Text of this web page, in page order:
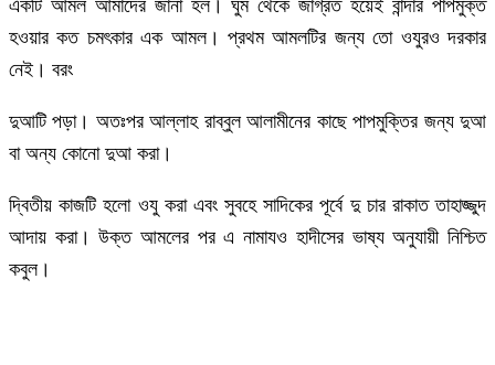
একটি আমল আমাদের জানা হল। ঘুম থেকে জাগ্রত হয়েই বান্দার পাপমুক্ত
হওয়ার কত চমৎকার এক আমল। প্রথম আমলটির জন্য তো ওযুরও দরকার
নেই। বরং
দুআটি পড়া। অতঃপর আল্লাহ রাব্বুল আলামীনের কাছে পাপমুক্তির জন্য দুআ
বা অন্য কোনো দুআ করা।
দ্বিতীয় কাজটি হলো ওযু করা এবং সুবহে সাদিকের পূর্বে দু চার রাকাত তাহাজ্জুদ
আদায় করা। উক্ত আমলের পর এ নামাযও হাদীসের ভাষ্য অনুযায়ী নিশ্চিত
কবুল।